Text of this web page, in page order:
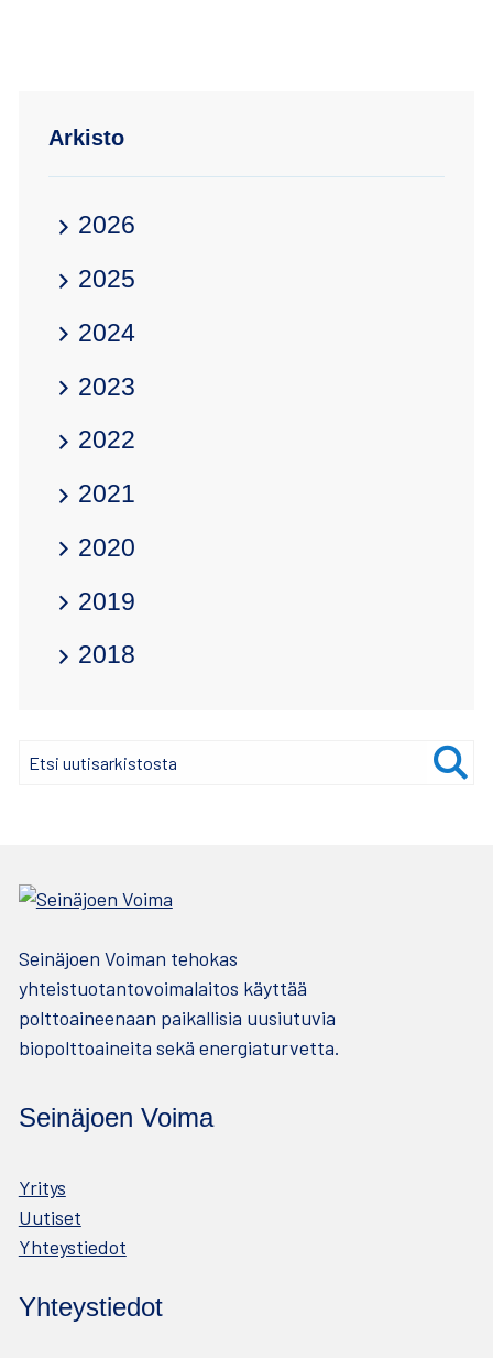
Arkisto
2026
2025
2024
2023
2022
2021
2020
2019
2018
Etsi
Hae
Seinäjoen Voiman tehokas
yhteistuotantovoimalaitos käyttää
polttoaineenaan paikallisia uusiutuvia
biopolttoaineita sekä energiaturvetta.
Seinäjoen Voima
Yritys
Uutiset
Yhteystiedot
Yhteystiedot